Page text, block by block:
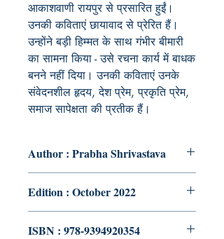
आकाशवाणी रायपुर से प्रसारित हुईं।
उनकी कविताएं छायावाद से प्रेरित हैं।
उन्होंने बड़ी हिम्मत के साथ गंभीर बीमारी
का सामना किया - उसे रचना कार्य में बाधक
बनने नहीं दिया। उनकी कविताएं उनके
संवेदनशील हृदय, देश प्रेम, प्रकृति प्रेम,
समाज सापेक्षता की प्रतीक हैं।
Author : Prabha Shrivastava
Edition : October 2022
ISBN : 978-9394920354